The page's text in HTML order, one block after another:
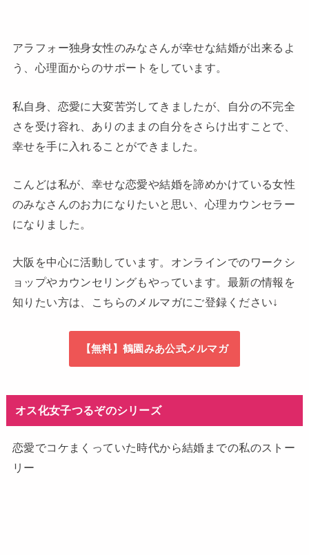
アラフォー独身女性のみなさんが幸せな結婚が出来るよ
う、心理面からのサポートをしています。
私自身、恋愛に大変苦労してきましたが、自分の不完全
さを受け容れ、ありのままの自分をさらけ出すことで、
幸せを手に入れることができました。
こんどは私が、幸せな恋愛や結婚を諦めかけている女性
のみなさんのお力になりたいと思い、心理カウンセラー
になりました。
大阪を中心に活動しています。オンラインでのワークシ
ョップやカウンセリングもやっています。最新の情報を
知りたい方は、こちらのメルマガにご登録ください↓
【無料】鶴園みあ公式メルマガ
オス化女子つるぞのシリーズ
恋愛でコケまくっていた時代から結婚までの私のストー
リー